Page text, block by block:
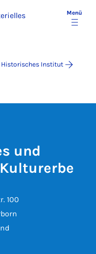
Menü
Historisches Institut
und
100